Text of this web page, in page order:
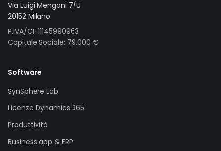
Via Luigi Mengoni 7/U
20152 Milano
P.IVA/CF 11145990963
Capitale Sociale: 79.000 €
Software
SynSphere Lab
Licenze Dynamics 365
Produttività
Business app & ERP